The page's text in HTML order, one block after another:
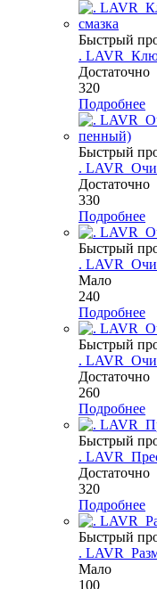
Быстрый
.
Достаточно
320
Подробнее
Быстрый
.
Достаточно
330
Подробнее
Быстрый
.
Мало
240
Подробнее
Быстрый
.
Достаточно
260
Подробнее
Быстрый
.
Достаточно
320
Подробнее
Быстрый
.
Мало
100